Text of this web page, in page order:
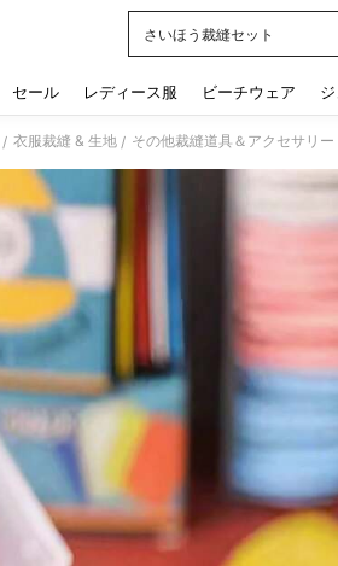
さいほう裁縫セット
セール レディース服 ビーチウェア
/ 衣服裁縫 & 生地 / その他裁縫道具＆アクセサリー